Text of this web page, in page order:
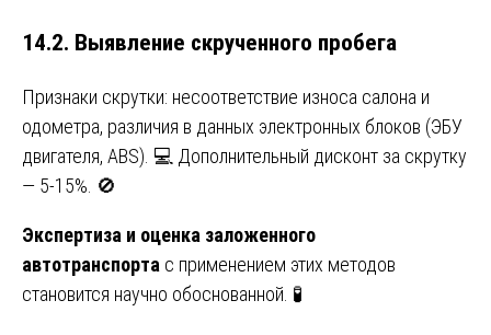
14.2. Выявление скрученного пробега
Признаки скрутки: несоответствие износа салона и
одометра, различия в данных электронных блоков (ЭБУ
двигателя, ABS). 💻 Дополнительный дисконт за скрутку
— 5-15%. 🚫
Экспертиза и оценка заложенного
автотранспорта с применением этих методов
становится научно обоснованной. 🧪